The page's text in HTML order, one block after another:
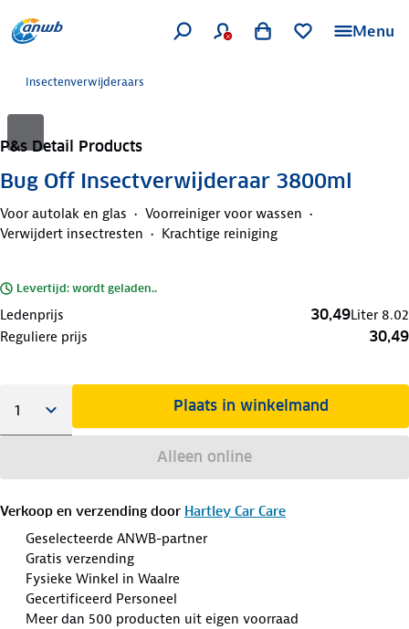
Menu
Insectenverwijderaars
P&s Detail Products
Bug Off Insectverwijderaar 3800ml
Voor autolak en glas
Voorreiniger voor wassen
Verwijdert insectresten
Krachtige reiniging
Levertijd: wordt geladen..
Ledenprijs 30,49Liter 8.02
Reguliere prijs
30,49
Plaats in winkelmand
Alleen online
Verkoop en verzending door Hartley Car Care
Geselecteerde ANWB-partner
Gratis verzending
Fysieke Winkel in Waalre
Gecertificeerd Personeel
Meer dan 500 producten uit eigen voorraad